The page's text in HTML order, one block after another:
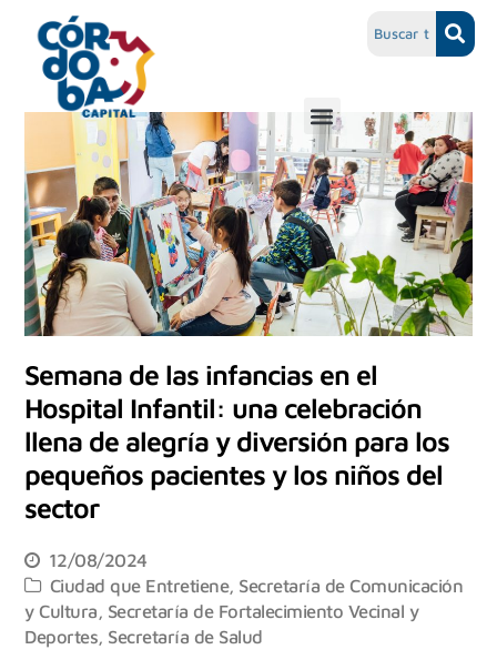
Semana de las infancias en el
Hospital Infantil: una celebración
llena de alegría y diversión para los
pequeños pacientes y los niños del
sector
12/08/2024
Ciudad que Entretiene, Secretaría de Comunicación
y Cultura Secretaría de Fortalecimiento Vecinal y
Deportes Secretaría de Salud